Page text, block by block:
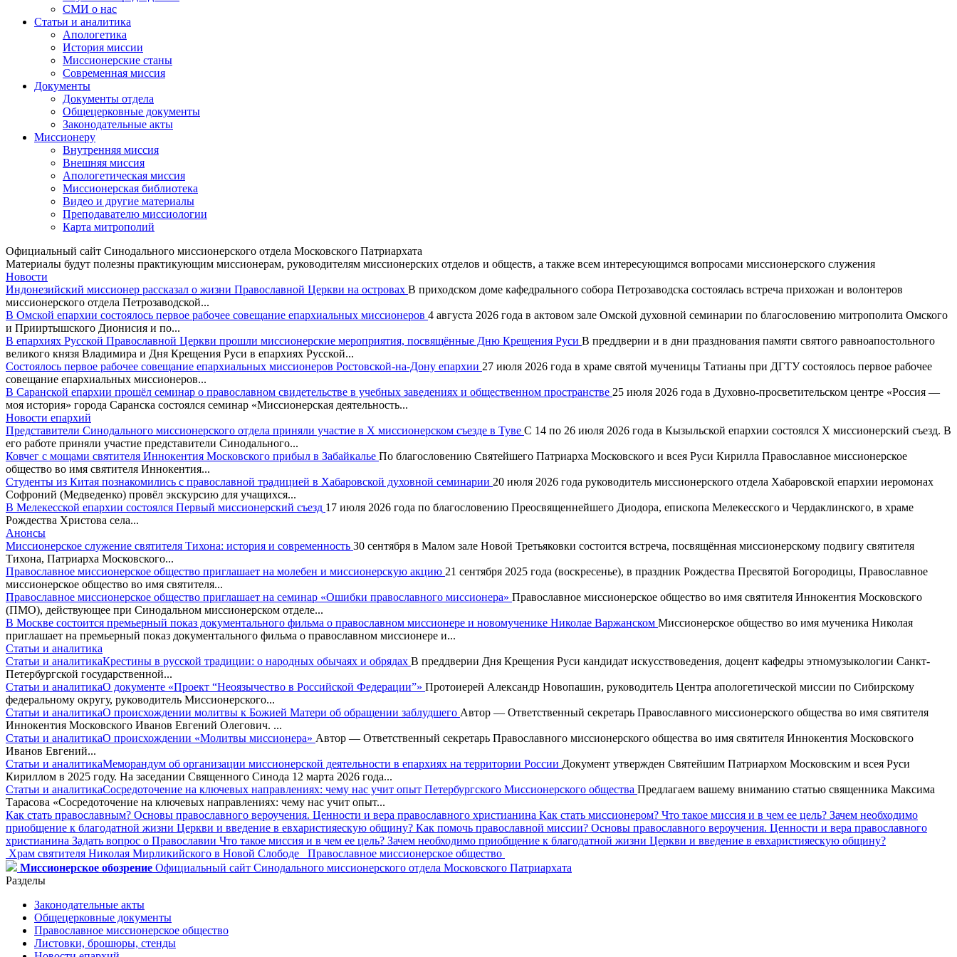
СМИ о нас
Статьи и аналитика
Апологетика
История миссии
Миссионерские станы
Современная миссия
Документы
Документы отдела
Общецерковные документы
Законодательные акты
Миссионеру
Внутренняя миссия
Внешняя миссия
Апологетическая миссия
Миссионерская библиотека
Видео и другие материалы
Преподавателю миссиологии
Карта митрополий
Официальный сайт Синодального миссионерского отдела Московского Патриархата
Материалы будут полезны практикующим миссионерам, руководителям миссионерских отделов и обществ, а также всем интересующимся вопросами миссионерского служения
Новости
Индонезийский миссионер рассказал о жизни Православной Церкви на островах В приходском доме кафедрального собора Петрозаводска состоялась встреча прихожан и волонтеров
миссионерского отдела Петрозаводской...
В Омской епархии состоялось первое рабочее совещание епархиальных миссионеров 4 августа 2026 года в актовом зале Омской духовной семинарии по благословению митрополита Омского
и Прииртышского Дионисия и по...
В епархиях Русской Православной Церкви прошли миссионерские мероприятия, посвящённые Дню Крещения Руси В преддверии и в дни празднования памяти святого равноапостольного
великого князя Владимира и Дня Крещения Руси в епархиях Русской...
Состоялось первое рабочее совещание епархиальных миссионеров Ростовской-на-Дону епархии 27 июля 2026 года в храме святой мученицы Татианы при ДГТУ состоялось первое рабочее
совещание епархиальных миссионеров...
В Саранской епархии прошёл семинар о православном свидетельстве в учебных заведениях и общественном пространстве 25 июля 2026 года в Духовно-просветительском центре «Россия —
моя история» города Саранска состоялся семинар «Миссионерская деятельность...
Новости епархий
Представители Синодального миссионерского отдела приняли участие в X миссионерском съезде в Туве С 14 по 26 июля 2026 года в Кызыльской епархии состоялся X миссионерский съезд. В
его работе приняли участие представители Синодального...
Ковчег с мощами святителя Иннокентия Московского прибыл в Забайкалье По благословению Святейшего Патриарха Московского и всея Руси Кирилла Православное миссионерское
общество во имя святителя Иннокентия...
Студенты из Китая познакомились с православной традицией в Хабаровской духовной семинарии 20 июля 2026 года руководитель миссионерского отдела Хабаровской епархии иеромонах
Софроний (Медведенко) провёл экскурсию для учащихся...
В Мелекесской епархии состоялся Первый миссионерский съезд 17 июля 2026 года по благословению Преосвященнейшего Диодора, епископа Мелекесского и Чердаклинского, в храме
Рождества Христова села...
Анонсы
Миссионерское служение святителя Тихона: история и современность 30 сентября в Малом зале Новой Третьяковки состоится встреча, посвящённая миссионерскому подвигу святителя
Тихона, Патриарха Московского...
Православное миссионерское общество приглашает на молебен и миссионерскую акцию 21 сентября 2025 года (воскресенье), в праздник Рождества Пресвятой Богородицы, Православное
миссионерское общество во имя святителя...
Православное миссионерское общество приглашает на семинар «Ошибки православного миссионера» Православное миссионерское общество во имя святителя Иннокентия Московского
(ПМО), действующее при Синодальном миссионерском отделе...
В Москве состоится премьерный показ документального фильма о православном миссионере и новомученике Николае Варжанском Миссионерское общество во имя мученика Николая
приглашает на премьерный показ документального фильма о православном миссионере и...
Статьи и аналитика
Статьи и аналитикаКрестины в русской традиции: о народных обычаях и обрядах В преддверии Дня Крещения Руси кандидат искусствоведения, доцент кафедры этномузыкологии Санкт-
Петербургской государственной...
Статьи и аналитикаО документе «Проект “Неоязычество в Российской Федерации”» Протоиерей Александр Новопашин, руководитель Центра апологетической миссии по Сибирскому
федеральному округу, руководитель Миссионерского...
Статьи и аналитикаО происхождении молитвы к Божией Матери об обращении заблудшего Автор — Ответственный секретарь Православного миссионерского общества во имя святителя
Иннокентия Московского Иванов Евгений Олегович. ...
Статьи и аналитикаО происхождении «Молитвы миссионера» Автор — Ответственный секретарь Православного миссионерского общества во имя святителя Иннокентия Московского
Иванов Евгений...
Статьи и аналитикаМеморандум об организации миссионерской деятельности в епархиях на территории России Документ утвержден Святейшим Патриархом Московским и всея Руси
Кириллом в 2025 году. На заседании Священного Синода 12 марта 2026 года...
Статьи и аналитикаСосредоточение на ключевых направлениях: чему нас учит опыт Петербургского Миссионерского общества Предлагаем вашему вниманию статью священника Максима
Тарасова «Сосредоточение на ключевых направлениях: чему нас учит опыт...
Как стать православным? Основы православного вероучения. Ценности и вера православного христианина Как стать миссионером? Что такое миссия и в чем ее цель? Зачем необходимо
приобщение к благодатной жизни Церкви и введение в евхаристияескую общину? Как помочь православной миссии? Основы православного вероучения. Ценности и вера православного
христианина Задать вопрос о Православии Что такое миссия и в чем ее цель? Зачем необходимо приобщение к благодатной жизни Церкви и введение в евхаристияескую общину?
Храм святителя Николая Мирликийского в Новой Слободе
Православное миссионерское общество
Миссионерское обозрение Официальный сайт Синодального миссионерского отдела Московского Патриархата
Разделы
Законодательные акты
Общецерковные документы
Православное миссионерское общество
Листовки, брошюры, стенды